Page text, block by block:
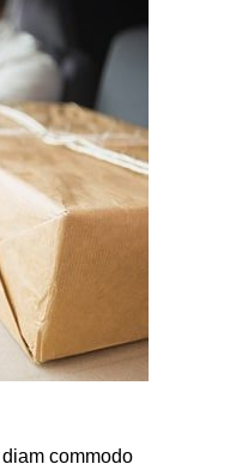
commodo